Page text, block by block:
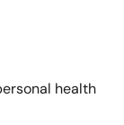
health